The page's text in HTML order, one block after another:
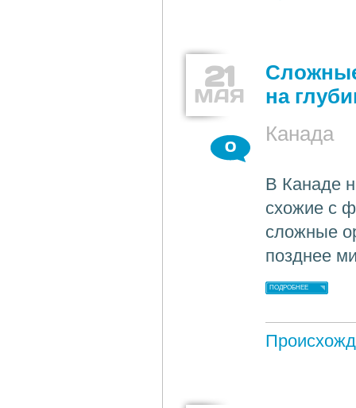
21
МАЯ
на
Канада
0
В Канаде
схожие с
сложные
позднее
ПОДРОБНЕЕ